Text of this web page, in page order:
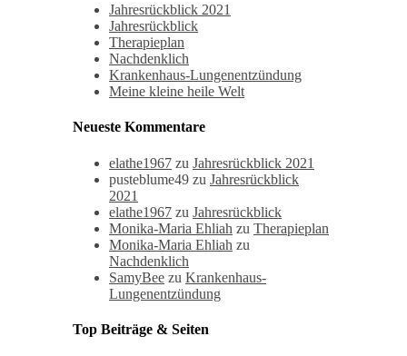
Jahresrückblick 2021
Jahresrückblick
Therapieplan
Nachdenklich
Krankenhaus-Lungenentzündung
Meine kleine heile Welt
Neueste Kommentare
elathe1967 zu Jahresrückblick 2021
pusteblume49 zu Jahresrückblick
2021
elathe1967 zu Jahresrückblick
Monika-Maria Ehliah zu Therapieplan
Monika-Maria Ehliah zu
Nachdenklich
SamyBee zu Krankenhaus-
Lungenentzündung
Top Beiträge & Seiten